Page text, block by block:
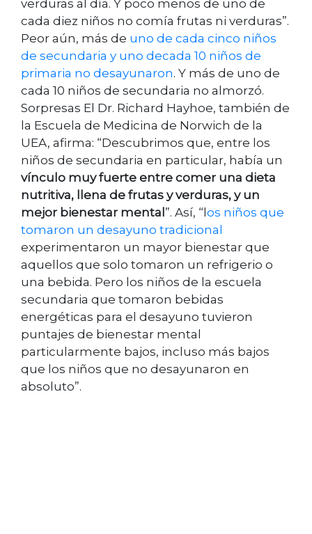
verduras al día. Y poco menos de uno de
cada diez niños no comía frutas ni verduras”.
Peor aún, más de uno de cada cinco niños
de secundaria y uno decada 10 niños de
primaria no desayunaron. Y más de uno de
cada 10 niños de secundaria no almorzó.
Sorpresas El Dr. Richard Hayhoe, también de
la Escuela de Medicina de Norwich de la
UEA, afirma: “Descubrimos que, entre los
niños de secundaria en particular, había un
vínculo muy fuerte entre comer una dieta
nutritiva, llena de frutas y verduras, y un
mejor bienestar mental ”. Así, “l os niños que
tomaron un desayuno tradicional
experimentaron un mayor bienestar que
aquellos que solo tomaron un refrigerio o
una bebida. Pero los niños de la escuela
secundaria que tomaron bebidas
energéticas para el desayuno tuvieron
puntajes de bienestar mental
particularmente bajos, incluso más bajos
que los niños que no desayunaron en
absoluto”.